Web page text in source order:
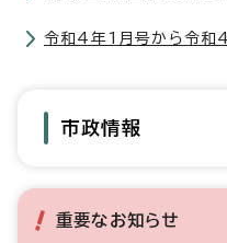
令和4年1月号から令和4
市政情報
重要なお知らせ